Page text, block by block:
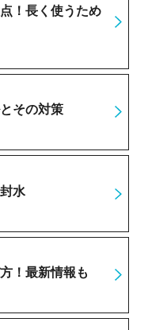
！長く使うため
その対策
水
！最新情報も